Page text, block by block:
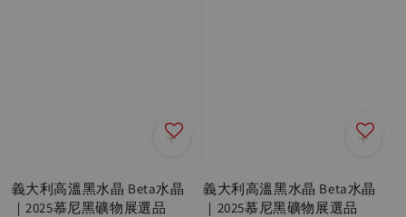
義大利高溫黑水晶 Beta水晶
｜2025慕尼黑礦物展選品
義大利高溫黑水晶 Beta水晶
｜2025慕尼黑礦物展選品